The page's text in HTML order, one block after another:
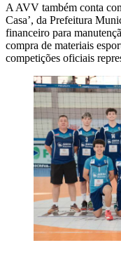
A AVV também conta
Casa’, da Prefeitura
financeiro para
compra de materiais
competições oficiais